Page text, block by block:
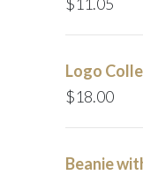
Logo
$18.00
Beanie